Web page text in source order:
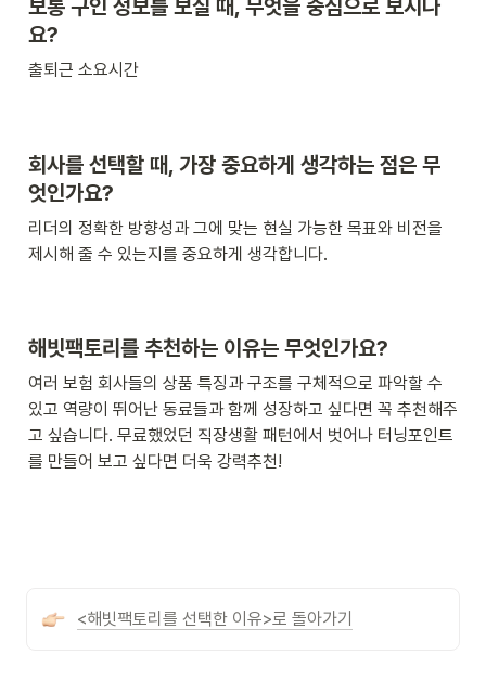
보통 구인 정보를 보실 때, 무엇을 중심으로 보시나
요?
출퇴근 소요시간
회사를 선택할 때, 가장 중요하게 생각하는 점은 무
엇인가요?
리더의 정확한 방향성과 그에 맞는 현실 가능한 목표와 비전을
제시해 줄 수 있는지를 중요하게 생각합니다.
해빗팩토리를 추천하는 이유는 무엇인가요?
여러 보험 회사들의 상품 특징과 구조를 구체적으로 파악할 수
있고 역량이 뛰어난 동료들과 함께 성장하고 싶다면 꼭 추천해주
고 싶습니다. 무료했었던 직장생활 패턴에서 벗어나 터닝포인트
를 만들어 보고 싶다면 더욱 강력추천!
<해빗팩토리를 선택한 이유>로 돌아가기